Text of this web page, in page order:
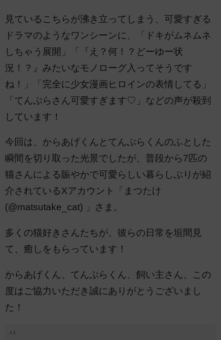
見ているこちらが沸き立ってしまう、可愛すぎる
ドラマのようなワンシーンに、「ドキがムネムネ
しちゃう展開」「『え？何！？どーゆー状
況！？』みたいなモノローグ入ってそうです
ね！」「完全に少女漫画ヒロインの表情してる」
「てんぷらさん可愛すぎます♡」などの声が殺到
しています！
今回は、からあげくんとてんぷらくんのふとした
瞬間を切り取った光景でしたが、普段から7匹の
猫さんによる賑やかで可愛らしい暮らしぶりが紹
介されているXアカウント「まつたけ
(@matsutake_cat) 」さま。
多くの猫好きさんたちが、彼らの日常を垣間見
て、癒しをもらっています！
からあげくん、てんぷらくん、飼い主さん、この
度はご協力いただき誠にありがとうございまし
た！